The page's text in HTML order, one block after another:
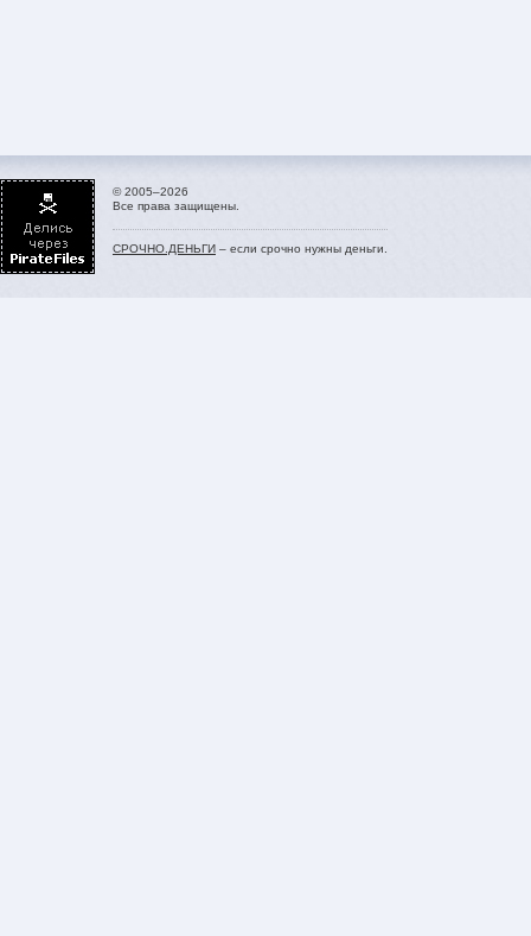
© 2005–2026
Все права защищены.
СРОЧНО.ДЕНЬГИ – если срочно нужны деньги.